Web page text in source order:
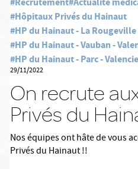
#Hôpitaux Privés du Hainaut
#HP du Hainaut - La
#HP du Hainaut - Vauban -
#HP du Hainaut - Parc -
29/11/2022
On recrute
Privés du
Nos équipes ont hâte de vous
Privés du Hainaut !!